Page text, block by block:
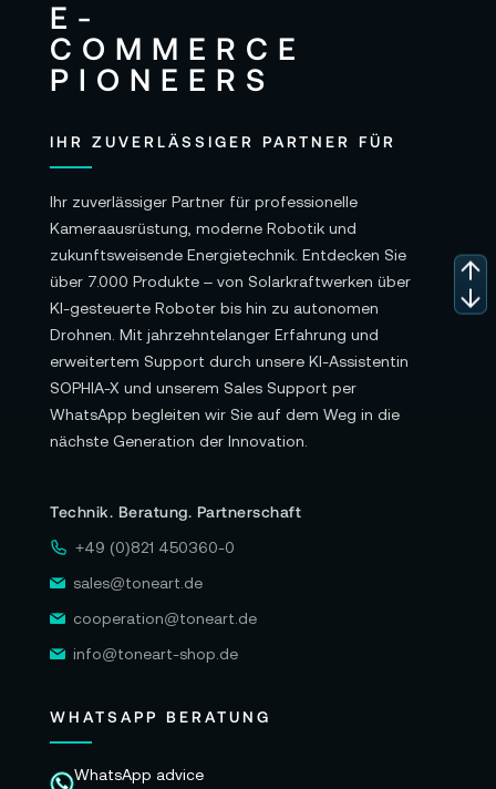
IHR ZUVERLÄSSIGER PARTNER FÜR
Ihr zuverlässiger Partner für professionelle
Kameraausrüstung, moderne Robotik und
zukunftsweisende Energietechnik. Entdecken Sie
über 7.000 Produkte – von Solarkraftwerken über
KI-gesteuerte Roboter bis hin zu autonomen
Drohnen. Mit jahrzehntelanger Erfahrung und
erweitertem Support durch unsere KI-Assistentin
SOPHIA-X und unserem Sales Support per
WhatsApp begleiten wir Sie auf dem Weg in die
nächste Generation der Innovation.
Technik. Beratung. Partnerschaft
+49 (0)821 450360-0
sales@toneart.de
cooperation@toneart.de
info@toneart-shop.de
WHATSAPP BERATUNG
WhatsApp advice